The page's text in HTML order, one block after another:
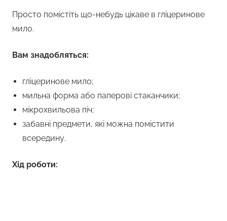
Просто помістіть що-небудь цікаве в гліцеринове
мило.
Вам знадобляться:
гліцеринове мило;
мильна форма або паперові стаканчики;
мікрохвильова піч;
забавні предмети, які можна помістити
всередину.
Хід роботи: